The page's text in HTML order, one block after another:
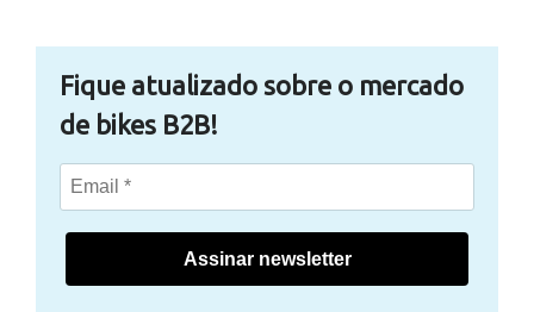
Fique atualizado sobre o mercado
de bikes B2B!
Assinar newsletter